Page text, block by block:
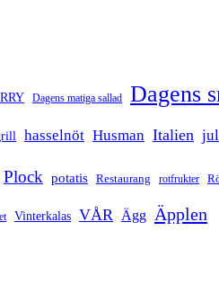
Dagens matiga sallad Dagens
hasselnöt Husman Italien jul
Plock potatis Restaurang rotfrukter
Vinterkalas VÅR Ägg Äpplen